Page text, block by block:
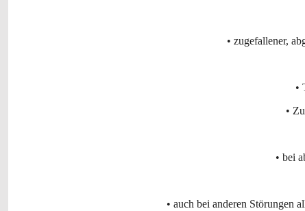
• zugefallener,
•
•
• bei
• auch bei anderen Störungen